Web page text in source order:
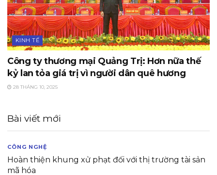
KINH TẾ
Công ty thương mại Quảng Trị: Hơn nữa thế
kỷ lan tỏa giá trị vì người dân quê hương
28 THÁNG 10, 2025
Bài viết mới
CÔNG NGHỆ
Hoàn thiện khung xử phạt đối với thị trường tài sản
mã hóa